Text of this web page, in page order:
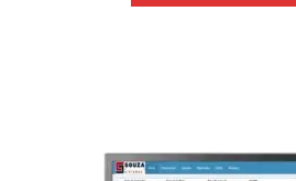
era: